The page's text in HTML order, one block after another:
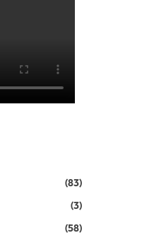
(83)
(3)
(58)